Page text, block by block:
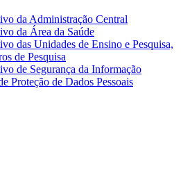
da Administração Central
da Área da Saúde
das Unidades de Ensino e Pesquisa,
de Pesquisa
de Segurança da Informação
Proteção de Dados Pessoais